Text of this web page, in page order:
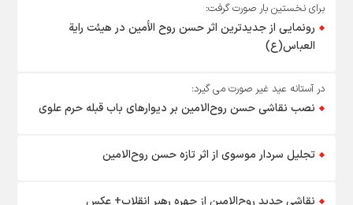
برای نخستین بار صورت گرفت:
رونمایی از جدیدترین اثر حسن روح الأمین در هیئت رایة
العباس(ع)
در آستانه عید غیر صورت می گیرد:
نصب نقاشی حسن روح‌الامین بر دیوارهای باب قبله حرم علوی
تجلیل سردار موسوی از اثر تازه حسن روح‌الامین